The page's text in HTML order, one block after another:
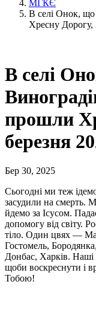
МГКЄ
В селі Онок, що
Хресну Дорогу,
В селі
прошли
березня
Бер 30, 2025
Сьогодні ми теж
засудили на смерть.
йдемо за Ісусом.
допомогу від світу.
тіло. Один цвях —
Гостомель,
Донбас, Харків.
щоби воскреснути і
Тобою!